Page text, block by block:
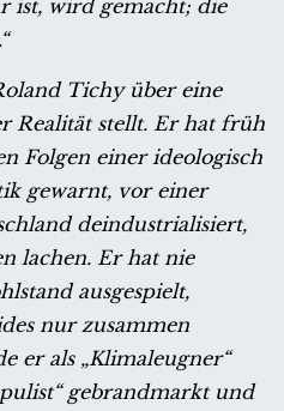
ist, wird gemacht; die
Tichy über eine
Realität stellt. Er hat früh
Folgen einer ideologisch
gewarnt, vor einer
deindustrialisiert,
lachen. Er hat nie
ausgespielt,
nur zusammen
er als „Klimaleugner“
gebrandmarkt und